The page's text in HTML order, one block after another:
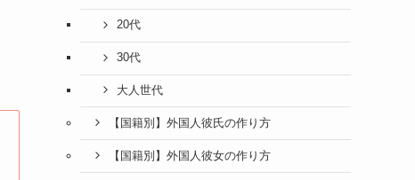
20代
30代
大人世代
【国籍別】外国人彼氏の作り方
【国籍別】外国人彼女の作り方